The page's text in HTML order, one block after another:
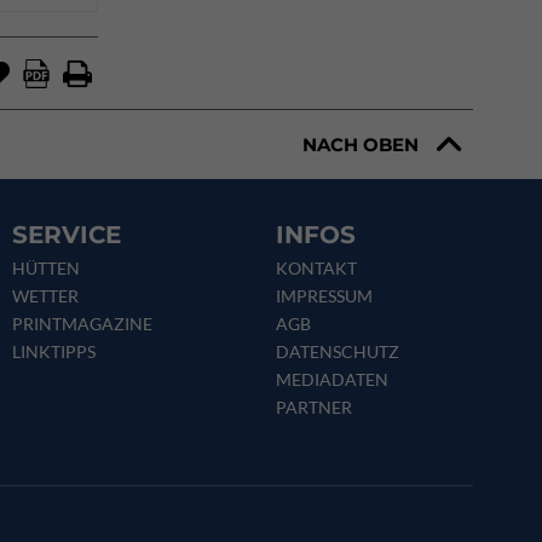
NACH OBEN
SERVICE
HÜTTEN
WETTER
PRINTMAGAZINE
LINKTIPPS
INFOS
KONTAKT
IMPRESSUM
AGB
DATENSCHUTZ
MEDIADATEN
PARTNER